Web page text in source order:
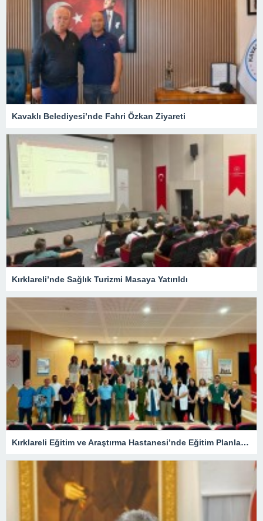
Kavaklı Belediyesi’nde Fahri Özkan Ziyareti
Kırklareli’nde Sağlık Turizmi Masaya Yatırıldı
Kırklareli Eğitim ve Araştırma Hastanesi’nde Eğitim Planlaması Masaya Yatırıldı